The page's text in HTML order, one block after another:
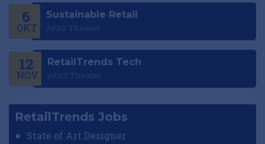
6
OKT
Sustainable Retail
AFAS Theater
12
NOV
RetailTrends Tech
AFAS Theater
RetailTrends Jobs
State of Art Designer